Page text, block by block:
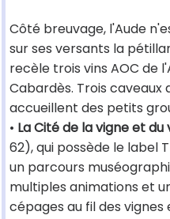
Côté breuvage, l'Aude
sur ses versants la
recèle trois vins AOC de
Cabardès. Trois caveaux
accueillent des petits
• La Cité de la vigne et du
62), qui possède le label
un parcours
multiples animations et
cépages au fil des vignes